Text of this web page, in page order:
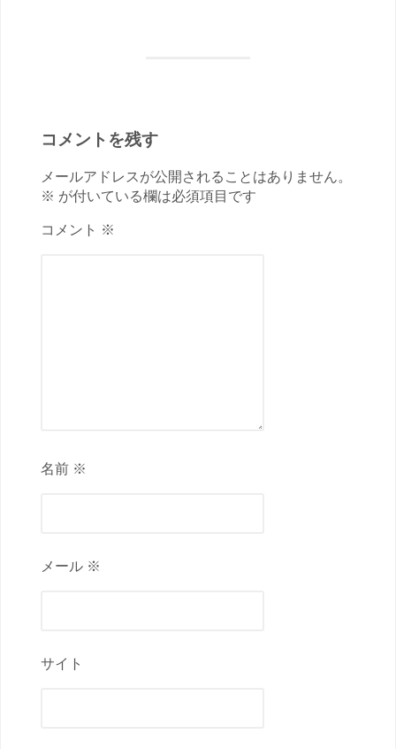
コメントを残す
メールアドレスが公開されることはありません。
※ が付いている欄は必須項目です
コメント ※
名前 ※
メール ※
サイト